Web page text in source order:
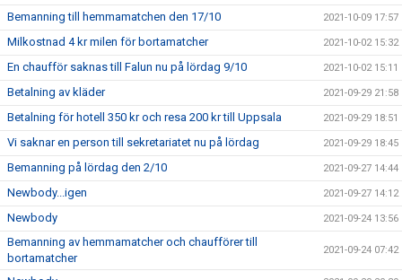
Bemanning till hemmamatchen den 17/10 2021-10-09 17:57
Milkostnad 4 kr milen för bortamatcher 2021-10-02 15:32
En chaufför saknas till Falun nu på lördag 9/10 2021-10-02 15:11
Betalning av kläder 2021-09-29 21:58
Betalning för hotell 350 kr och resa 200 kr till Uppsala 2021-09-29 18:51
Vi saknar en person till sekretariatet nu på lördag 2021-09-29 18:45
Bemanning på lördag den 2/10 2021-09-27 14:44
Newbody...igen 2021-09-27 14:12
Newbody 2021-09-24 13:56
Bemanning av hemmamatcher och chaufförer till
bortamatcher
2021-09-24 07:42